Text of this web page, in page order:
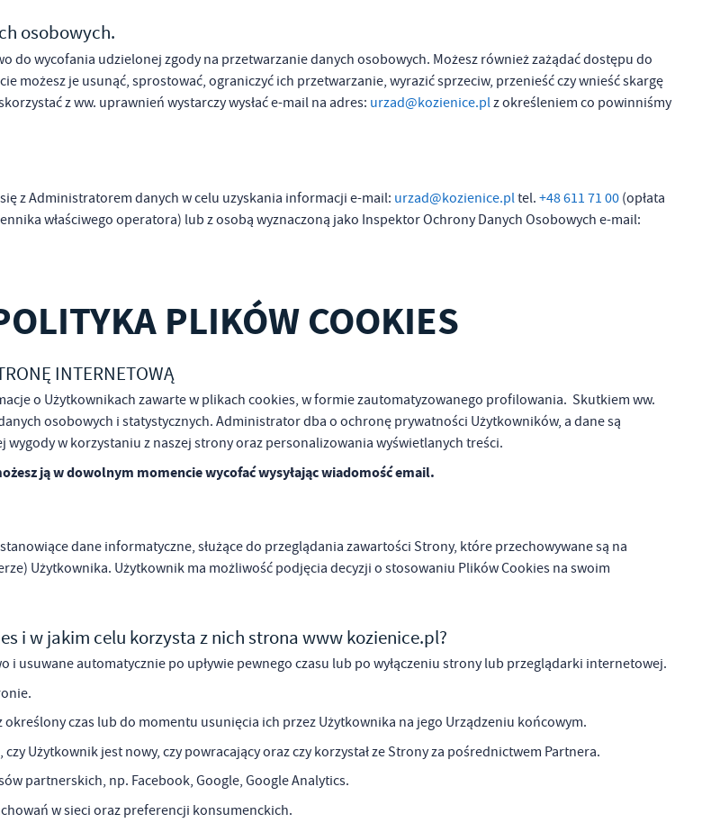
osobowych.
do wycofania udzielonej zgody na przetwarzanie danych osobowych. Możesz również zażądać dostępu do
możesz je usunąć, sprostować, ograniczyć ich przetwarzanie, wyrazić sprzeciw, przenieść czy wnieść skargę
z ww. uprawnień wystarczy wysłać e-mail na adres: urzad@kozienice.plz określeniem co powinniśmy
z Administratorem danych w celu uzyskania informacji e-mail: urzad@kozienice.pltel.+48 611 71 00 (opłata
właściwego operatora) lub z osobą wyznaczoną jako Inspektor Ochrony Danych Osobowych e-mail:
PLIKÓW COOKIES
INTERNETOWĄ
o Użytkownikach zawarte w plikach cookies, w formie zautomatyzowanego profilowania. Skutkiem ww.
osobowych i statystycznych. Administrator dba o ochronę prywatności Użytkowników, a dane są
wygody w korzystaniu z naszej strony oraz personalizowania wyświetlanych treści.
ją w dowolnym momencie wycofać wysyłając wiadomość email.
dane informatyczne, służące do przeglądania zawartości Strony, które przechowywane są na
Użytkownika. Użytkownik ma możliwość podjęcia decyzji o stosowaniu Plików Cookies na swoim
i w jakim celu korzysta z nich strona www kozienice.pl?
i usuwane automatycznie po upływie pewnego czasu lub po wyłączeniu strony lub przeglądarki internetowej.
czas lub do momentu usunięcia ich przez Użytkownika na jego Urządzeniu końcowym.
Użytkownik jest nowy, czy powracający oraz czy korzystał ze Strony za pośrednictwem Partnera.
partnerskich, np. Facebook, Google, Google Analytics.
w sieci oraz preferencji konsumenckich.
możesz dokonać zmiany swoich ustawień.
służą do prawidłowego funkcjonowania strony internetowej i
korzystanie z oferowanych przez nas usług.
na podejmowane przez Ciebie działania w celu m.in. dostosowania
prywatności, logowania czy wypełniania formularzy. Dzięki plikom
może działać bez zakłóceń.
I PLIKÓW COOKIES.